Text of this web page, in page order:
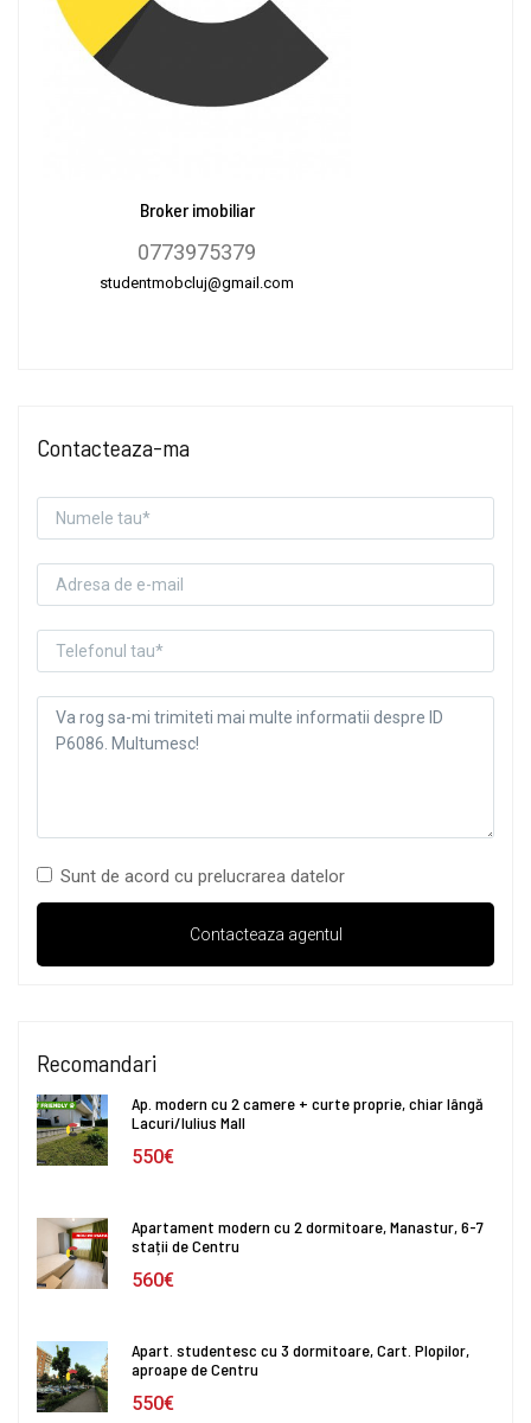
Broker imobiliar
0773975379
studentmobcluj@gmail.com
Contacteaza-ma
Sunt de acord cu prelucrarea datelor
Recomandari
Ap. modern cu 2 camere + curte proprie, chiar lângă
Lacuri/Iulius Mall
550€
Apartament modern cu 2 dormitoare, Manastur, 6-7
stații de Centru
560€
Apart. studentesc cu 3 dormitoare, Cart. Plopilor,
aproape de Centru
550€